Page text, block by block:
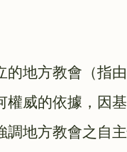
的地方教會（指
權威的依據，因
調地方教會之自